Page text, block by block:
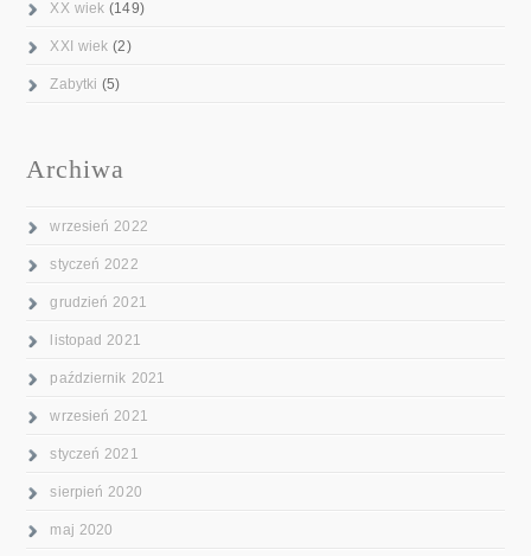
XX wiek (149)
XXI wiek (2)
Zabytki (5)
Archiwa
wrzesień 2022
styczeń 2022
grudzień 2021
listopad 2021
październik 2021
wrzesień 2021
styczeń 2021
sierpień 2020
maj 2020